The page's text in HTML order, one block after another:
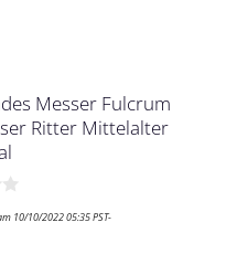
Messer Fulcrum
Ritter Mittelalter
10/10/2022 05:35 PST-